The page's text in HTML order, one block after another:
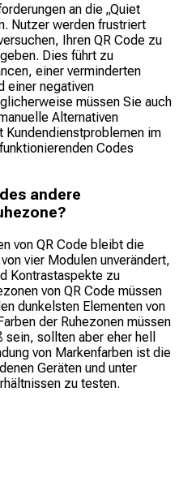
an die „Quiet
Nutzer werden frustriert
Ihren QR Code zu
Dies führt zu
einer verminderten
einer negativen
müssen Sie auch
Alternativen
im
Codes
andere
von QR Code bleibt die
vier Modulen unverändert,
Kontrastaspekte zu
von QR Code müssen
dunkelsten Elementen von
der Ruhezonen müssen
sollten aber eher hell
von Markenfarben ist die
Geräten und unter
zu testen.